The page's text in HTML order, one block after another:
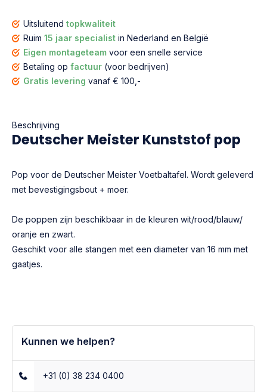
Uitsluitend topkwaliteit
Ruim 15 jaar specialist in Nederland en België
Eigen montageteam voor een snelle service
Betaling op factuur (voor bedrijven)
Gratis levering vanaf € 100,-
Beschrijving
Deutscher Meister Kunststof pop
Pop voor de Deutscher Meister Voetbaltafel. Wordt geleverd
met bevestigingsbout + moer.
De poppen zijn beschikbaar in de kleuren wit/rood/blauw/
oranje en zwart.
Geschikt voor alle stangen met een diameter van 16 mm met
gaatjes.
Kunnen we helpen?
+31 (0) 38 234 0400